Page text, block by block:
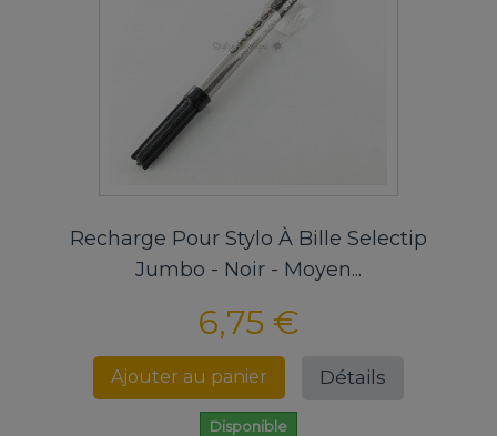
Recharge Pour Stylo À Bille Selectip
Jumbo - Noir - Moyen...
6,75 €
Ajouter au panier Détails
Disponible